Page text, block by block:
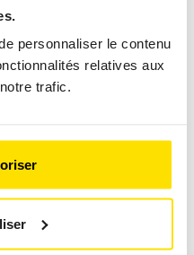
personnaliser le contenu
relatives aux
trafic.